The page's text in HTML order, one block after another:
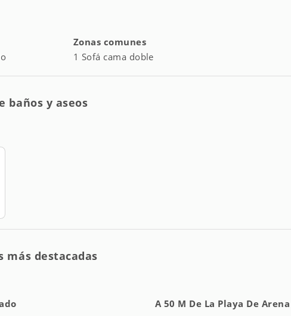
attrezzata
Zonas comunes
1 Sofá cama doble
baños y aseos
más destacadas
A 50 M De La Playa De Arena